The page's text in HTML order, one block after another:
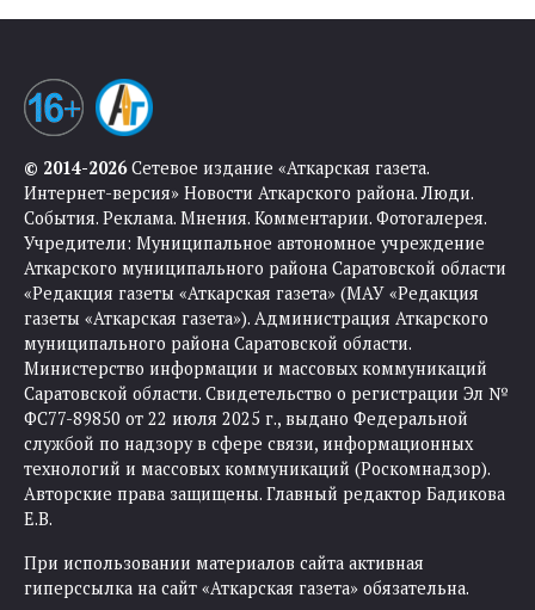
© 2014-2026Сетевое издание «Аткарская газета.
Интернет-версия» Новости Аткарского района. Люди.
События. Реклама. Мнения. Комментарии. Фотогалерея.
Учредители: Муниципальное автономное учреждение
Аткарского муниципального района Саратовской области
«Редакция газеты «Аткарская газета» (МАУ «Редакция
газеты «Аткарская газета»). Администрация Аткарского
муниципального района Саратовской области.
Министерство информации и массовых коммуникаций
Саратовской области. Свидетельство о регистрации Эл №
ФС77-89850 от 22 июля 2025 г., выдано Федеральной
службой по надзору в сфере связи, информационных
технологий и массовых коммуникаций (Роскомнадзор).
Авторские права защищены. Главный редактор Бадикова
Е.В.
При использовании материалов сайта активная
гиперссылка на сайт «Аткарская газета» обязательна.